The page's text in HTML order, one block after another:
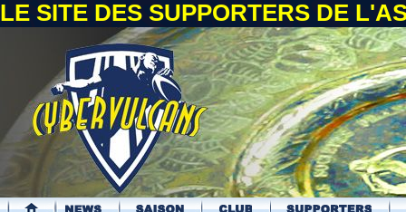
LE SITE DES SUPPORTERS DE